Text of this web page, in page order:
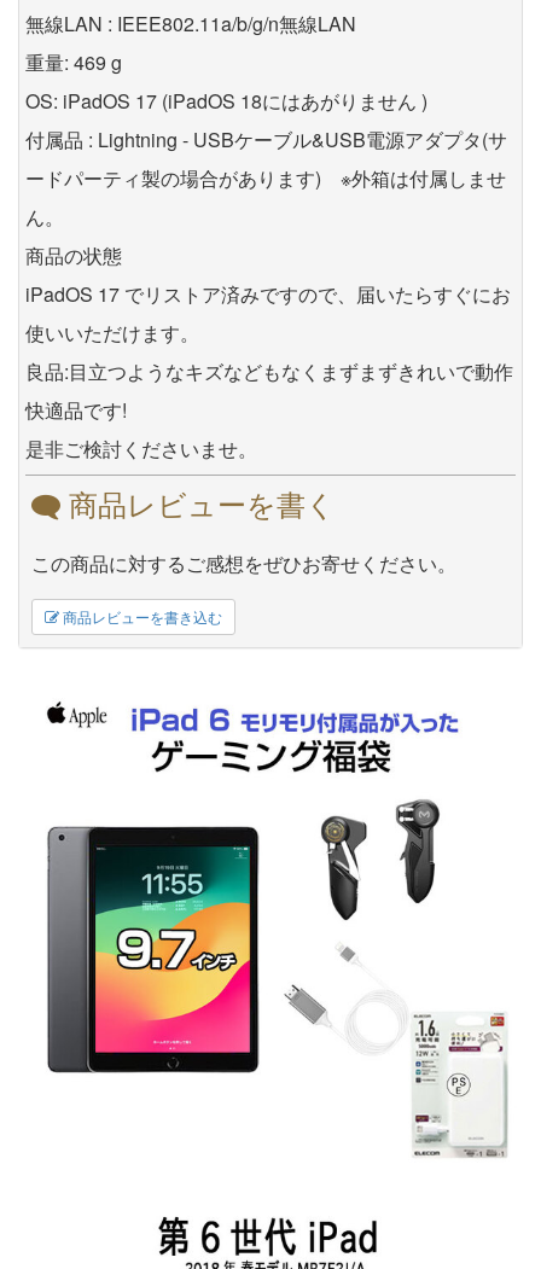
無線LAN : IEEE802.11a/b/g/n無線LAN
重量: 469 g
OS: iPadOS 17 (iPadOS 18にはあがりません )
付属品 : Lightning - USBケーブル&USB電源アダプタ(サ
ードパーティ製の場合があります) ※外箱は付属しませ
ん。
商品の状態
iPadOS 17 でリストア済みですので、届いたらすぐにお
使いいただけます。
良品:目立つようなキズなどもなくまずまずきれいで動作
快適品です!
是非ご検討くださいませ。
商品レビューを書く
この商品に対するご感想をぜひお寄せください。
商品レビューを書き込む